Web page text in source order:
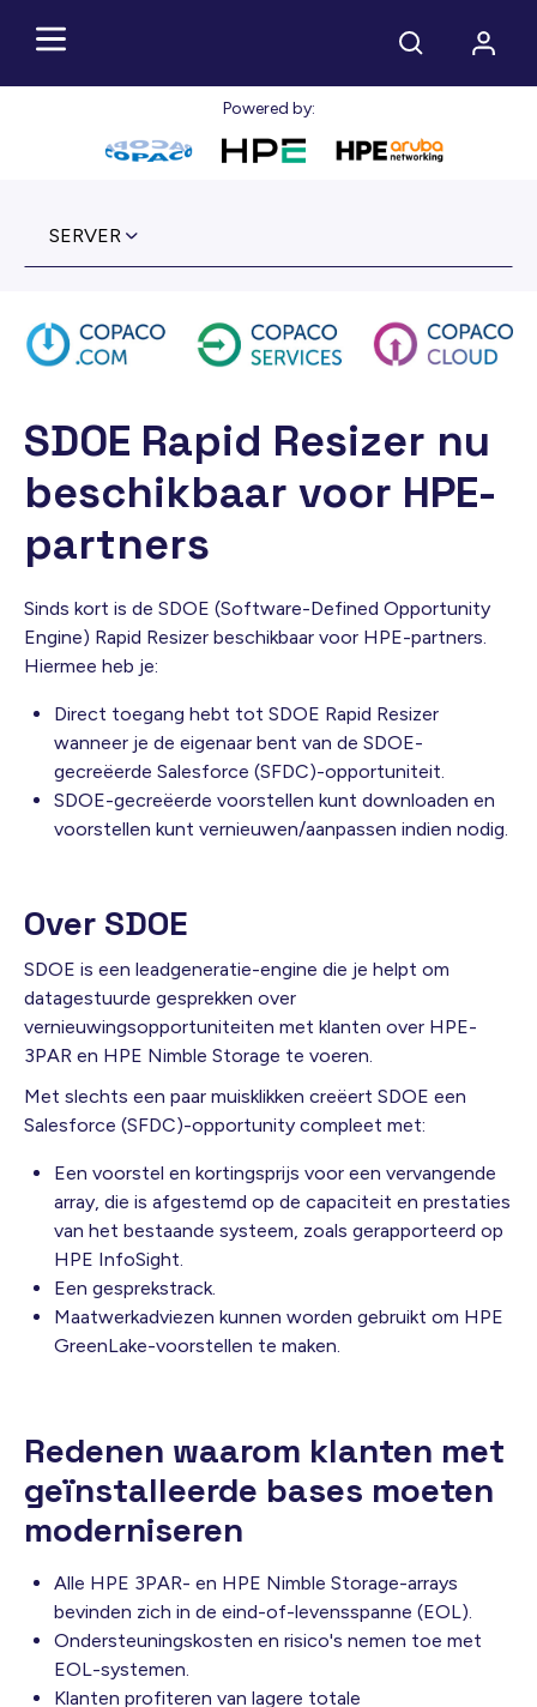
Powered by:
SERVER
SDOE Rapid Resizer nu
beschikbaar voor HPE-
partners
Sinds kort is de SDOE (Software-Defined Opportunity
Engine) Rapid Resizer beschikbaar voor HPE-partners.
Hiermee heb je:
Direct toegang hebt tot SDOE Rapid Resizer
wanneer je de eigenaar bent van de SDOE-
gecreëerde Salesforce (SFDC)-opportuniteit.
SDOE-gecreëerde voorstellen kunt downloaden en
voorstellen kunt vernieuwen/aanpassen indien nodig.
Over SDOE
SDOE is een leadgeneratie-engine die je helpt om
datagestuurde gesprekken over
vernieuwingsopportuniteiten met klanten over HPE-
3PAR en HPE Nimble Storage te voeren.
Met slechts een paar muisklikken creëert SDOE een
Salesforce (SFDC)-opportunity compleet met:
Een voorstel en kortingsprijs voor een vervangende
array, die is afgestemd op de capaciteit en prestaties
van het bestaande systeem, zoals gerapporteerd op
HPE InfoSight.
Een gesprekstrack.
Maatwerkadviezen kunnen worden gebruikt om HPE
GreenLake-voorstellen te maken.
Redenen waarom klanten met
geïnstalleerde bases moeten
moderniseren
Alle HPE 3PAR- en HPE Nimble Storage-arrays
bevinden zich in de eind-of-levensspanne (EOL).
Ondersteuningskosten en risico's nemen toe met
EOL-systemen.
Klanten profiteren van lagere totale